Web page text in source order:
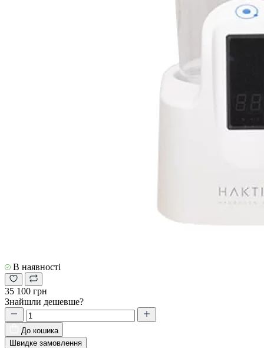
В наявності
35 100 грн
Знайшли дешевше?
До кошика
Швидке замовлення